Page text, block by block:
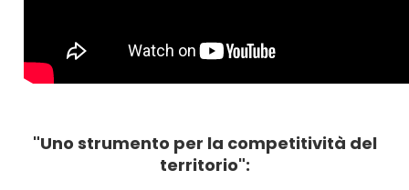
"Uno strumento per la competitività del
territorio":